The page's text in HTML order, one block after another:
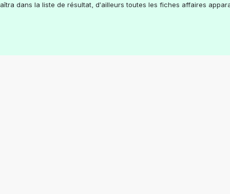
dans la liste de résultat, d’ailleurs toutes les fiches affaires